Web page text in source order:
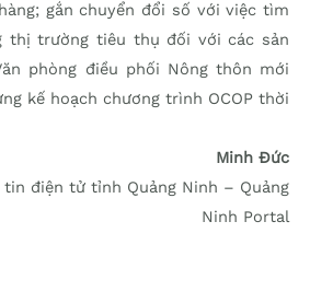
gắn chuyển đổi số với việc tìm
thị trường tiêu thụ đối với các sản
phòng điều phối Nông thôn mới
kế hoạch chương trình OCOP thời
Minh Đức
tin điện tử tỉnh Quảng Ninh – Quảng
Ninh Portal